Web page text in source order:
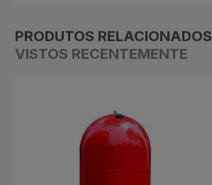
PRODUTOS RELACIONADOS
VISTOS RECENTEMENTE